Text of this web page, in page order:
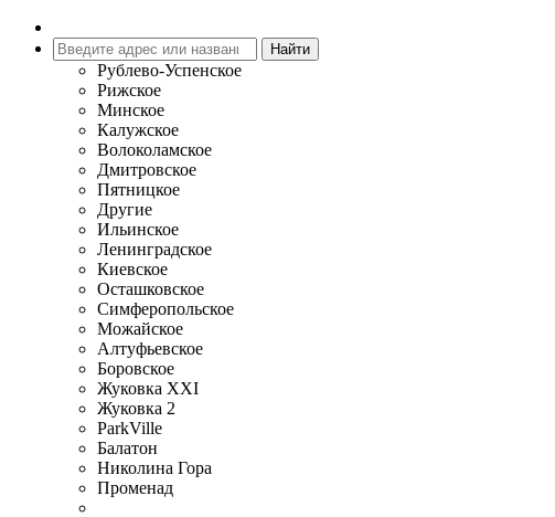
Рублево-Успенское
Рижское
Минское
Калужское
Волоколамское
Дмитровское
Пятницкое
Другие
Ильинское
Ленинградское
Киевское
Осташковское
Симферопольское
Можайское
Алтуфьевское
Боровское
Жуковка XXI
Жуковка 2
ParkVille
Балатон
Николина Гора
Променад